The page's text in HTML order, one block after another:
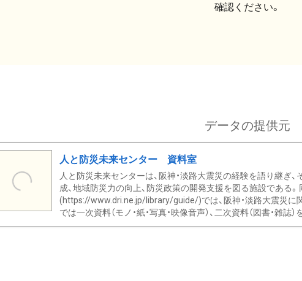
確認ください。
データの提供元
人と防災未来センター 資料室
人と防災未来センターは、阪神・淡路大震災の経験を語り継ぎ
成、地域防災力の向上、防災政策の開発支援を図る施設である
(https://www.dri.ne.jp/library/guide/)では、阪神・淡路大震災に
では一次資料（モノ・紙・写真・映像音声）、二次資料（図書・雑誌）を